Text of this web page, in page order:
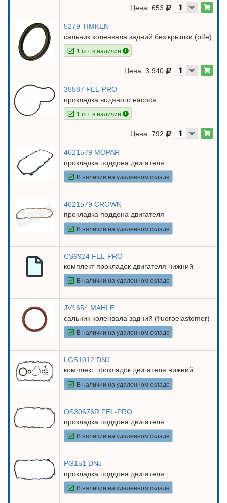
Цена: 653
5279 TIMKEN
сальник коленвала задний без крышки (ptfe)
1 шт. в наличии
Цена: 3.940
35587 FEL-PRO
прокладка водяного насоса
1 шт. в наличии
Цена: 792
4621579 MOPAR
прокладка поддона двигателя
В наличии на удаленном складе
4621579 CROWN
прокладка поддона двигателя
В наличии на удаленном складе
CS9924 FEL-PRO
комплект прокладок двигателя нижний
В наличии на удаленном складе
JV1654 MAHLE
сальник коленвала задний (fluoroelastomer)
В наличии на удаленном складе
LGS1012 DNJ
комплект прокладок двигателя нижний
В наличии на удаленном складе
OS30676R FEL-PRO
прокладка поддона двигателя
В наличии на удаленном складе
PG151 DNJ
прокладка поддона двигателя
В наличии на удаленном складе